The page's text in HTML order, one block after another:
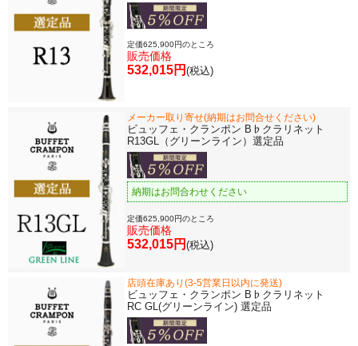
定価625,900円のところ
販売価格
532,015円 (税込)
メーカー取り寄せ(納期はお問合せください)
ビュッフェ・クランポン B♭クラリネット
R13GL（グリーンライン）選定品
納期はお問合わせください
定価625,900円のところ
販売価格
532,015円 (税込)
店頭在庫あり(3-5営業日以内に発送)
ビュッフェ・クランポン B♭クラリネット
RC GL(グリーンライン) 選定品